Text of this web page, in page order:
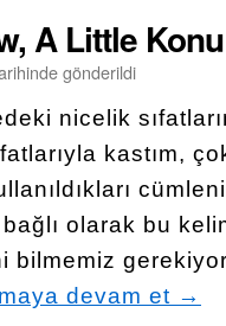
A Little Konu
gönderildi
nicelik
kastım,
olarak bu
bilmemiz
devam et →